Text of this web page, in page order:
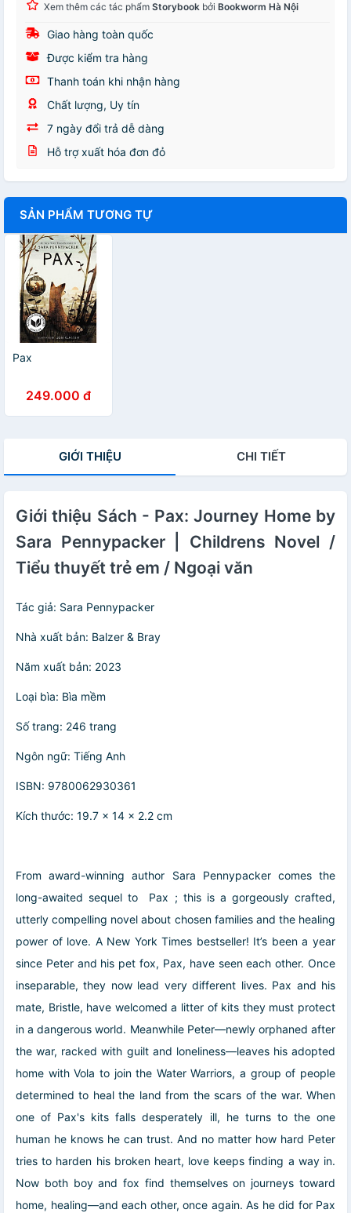
Xem thêm các tác phẩm Storybook bởi Bookworm Hà Nội
Giao hàng toàn quốc
Được kiểm tra hàng
Thanh toán khi nhận hàng
Chất lượng, Uy tín
7 ngày đổi trả dễ dàng
Hỗ trợ xuất hóa đơn đỏ
SẢN PHẨM TƯƠNG TỰ
Pax
249.000 đ
GIỚI THIỆU CHI TIẾT
Giới thiệu Sách - Pax: Journey Home by
Sara Pennypacker | Childrens Novel /
Tiểu thuyết trẻ em / Ngoại văn
Tác giả: Sara Pennypacker
Nhà xuất bản: Balzer & Bray
Năm xuất bản: 2023
Loại bìa: Bìa mềm
Số trang: 246 trang
Ngôn ngữ: Tiếng Anh
ISBN: 9780062930361
Kích thước: 19.7 x 14 x 2.2 cm
From award-winning author Sara Pennypacker comes the
long-awaited sequel to Pax ; this is a gorgeously crafted,
utterly compelling novel about chosen families and the healing
power of love. A New York Times bestseller! It’s been a year
since Peter and his pet fox, Pax, have seen each other. Once
inseparable, they now lead very different lives. Pax and his
mate, Bristle, have welcomed a litter of kits they must protect
in a dangerous world. Meanwhile Peter—newly orphaned after
the war, racked with guilt and loneliness—leaves his adopted
home with Vola to join the Water Warriors, a group of people
determined to heal the land from the scars of the war. When
one of Pax's kits falls desperately ill, he turns to the one
human he knows he can trust. And no matter how hard Peter
tries to harden his broken heart, love keeps finding a way in.
Now both boy and fox find themselves on journeys toward
home, healing—and each other, once again. As he did for Pax